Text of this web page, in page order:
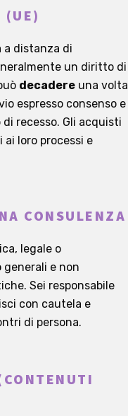
(UE)
a distanza di
un diritto di
decadere una volta
espresso consenso e
recesso. Gli acquisti
loro processi e
CONSULENZA
legale o
e non
Sei responsabile
con cautela e
di persona.